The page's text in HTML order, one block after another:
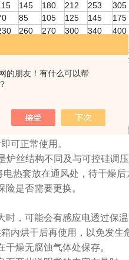
的朋友！有什么可以帮
145 180 212 253 305
85 105 125 145 175
260 270 300 340 400
1500 2930 3000 4550
电热套
由白色变为褐色再变成白色
可正常使用。
炉丝结构不同及与可控硅
热套放在通风处，待干燥
是否需要更换。
，可能会有感应电透过保
内烘干后再使用，以免发生
燥无腐蚀气体处保存。